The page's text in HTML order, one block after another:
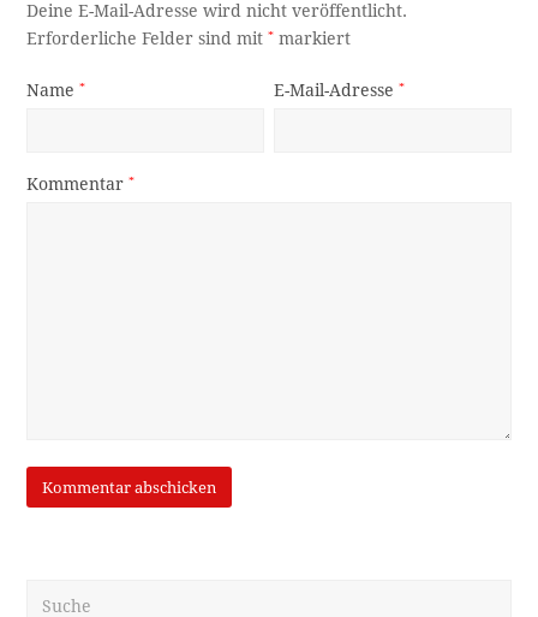
Deine E-Mail-Adresse wird nicht veröffentlicht.
Erforderliche Felder sind mit* markiert
Name* E-Mail-Adresse*
Kommentar*